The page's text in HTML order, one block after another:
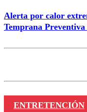
Alerta por calor
Temprana
ENTRETENCIÓN